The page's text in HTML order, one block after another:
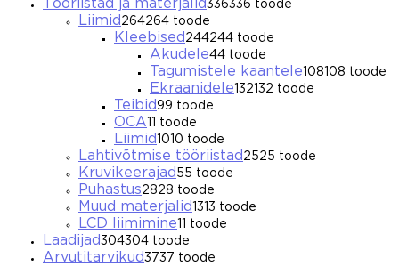
Tööriistad ja materjalid336336 toode
Liimid 264264 toode
Kleebised 244244 toode
Akudele44 toode
Tagumistele kaantele 108 108 toode
Ekraanidele 132 132 toode
Teibid 99 toode
OCA 1 toode
Liimid 10 10 toode
Lahtivõtmise tööriistad 2525 toode
Kruvikeerajad 55 toode
Puhastus2828 toode
Muud materjalid 13 13 toode
LCD liimimine 1 toode
Laadijad304304 toode
Arvutitarvikud3737 toode